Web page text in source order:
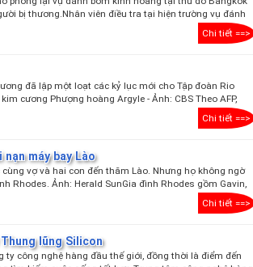
bị thương.Nhân viên điều tra tại hiện trường vụ đánh
Chi tiết ==>
đã lập một loạt các kỷ lục mới cho Tập đoàn Rio
cương Phượng hoàng Argyle - Ảnh: CBS Theo AFP,
Chi tiết ==>
máy bay Lào
vợ và hai con đến thăm Lào. Nhưng họ không ngờ
Rhodes. Ảnh: Herald SunGia đình Rhodes gồm Gavin,
Chi tiết ==>
lũng Silicon
công nghệ hàng đầu thế giới, đồng thời là điểm đến